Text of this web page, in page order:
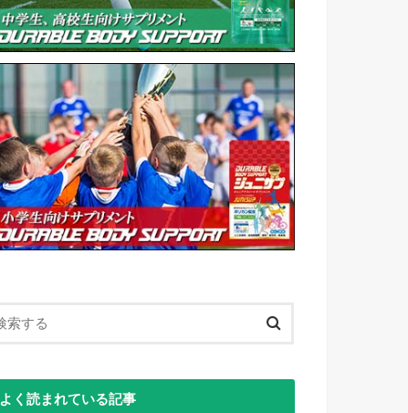
よく読まれている記事